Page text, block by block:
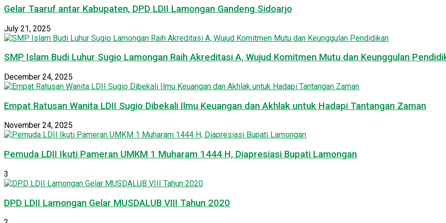
Gelar Taaruf antar Kabupaten, DPD LDII Lamongan Gandeng Sidoarjo
July 21, 2025
SMP Islam Budi Luhur Sugio Lamongan Raih Akreditasi A, Wujud Komitmen Mutu dan Keunggulan
December 24, 2025
Empat Ratusan Wanita LDII Sugio Dibekali Ilmu Keuangan dan Akhlak untuk Hadapi Tantangan Zaman
November 24, 2025
Pemuda LDII Ikuti Pameran UMKM 1 Muharam 1444 H, Diapresiasi Bupati Lamongan
3
DPD LDII Lamongan Gelar MUSDALUB VIII Tahun 2020